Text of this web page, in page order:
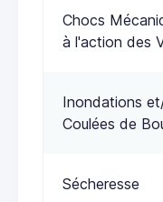
Chocs
à l'action des
Inondations
Coulées de
Sécheresse